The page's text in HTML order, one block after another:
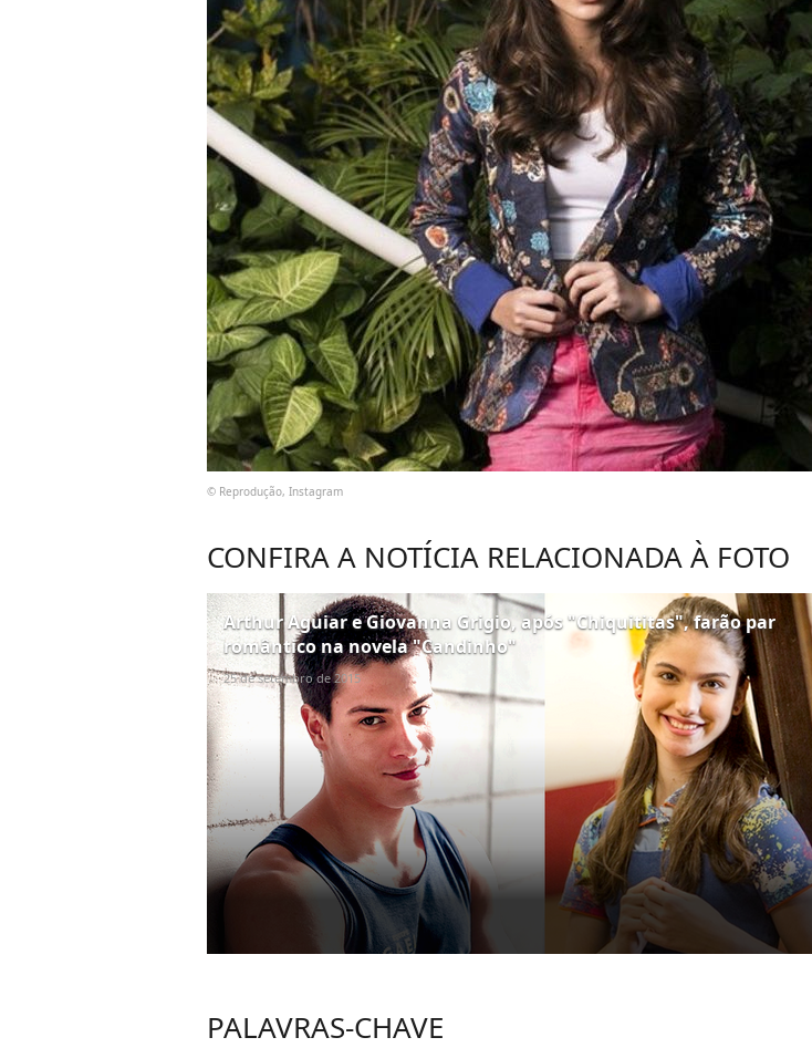
© Reprodução, Instagram
CONFIRA A NOTÍCIA RELACIONADA À FOTO
Arthur Aguiar e Giovanna Grigio, após "Chiquititas", farão par
romântico na novela "Candinho"
25 de setembro de 2015
PALAVRAS-CHAVE